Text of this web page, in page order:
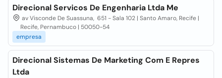
Direcional Servicos De Engenharia Ltda Me
av Visconde De Suassuna, 651 - Sala 102 | Santo Amaro, Recife |
Recife, Pernambuco | 50050-54
empresa
Direcional Sistemas De Marketing Com E Repres
Ltda